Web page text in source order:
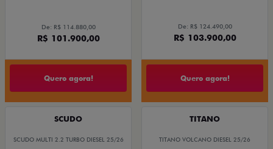
De: R$ 114.880,00
R$ 101.900,00
Quero agora!
De: R$ 124.490,00
R$ 103.900,00
Quero agora!
SCUDO
SCUDO MULTI 2.2 TURBO DIESEL 25/26
TITANO
TITANO VOLCANO DIESEL 25/26